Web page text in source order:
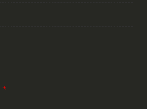
*